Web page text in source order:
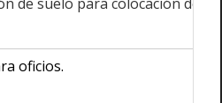
oficios.